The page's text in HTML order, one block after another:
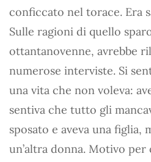
conficcato nel torace. Era
Sulle ragioni di quello
ottantanovenne, avrebbe
numerose interviste. Si
una vita che non voleva:
sentiva che tutto gli
sposato e aveva una figlia,
un’altra donna. Motivo